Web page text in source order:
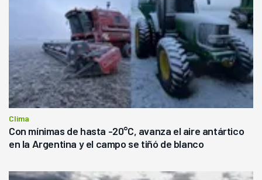
Clima
Con mínimas de hasta -20°C, avanza el aire antártico
en la Argentina y el campo se tiñó de blanco